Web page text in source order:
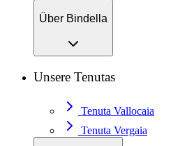
Über Bindella
Unsere Tenutas
Tenuta Vallocaia
Tenuta Vergaia